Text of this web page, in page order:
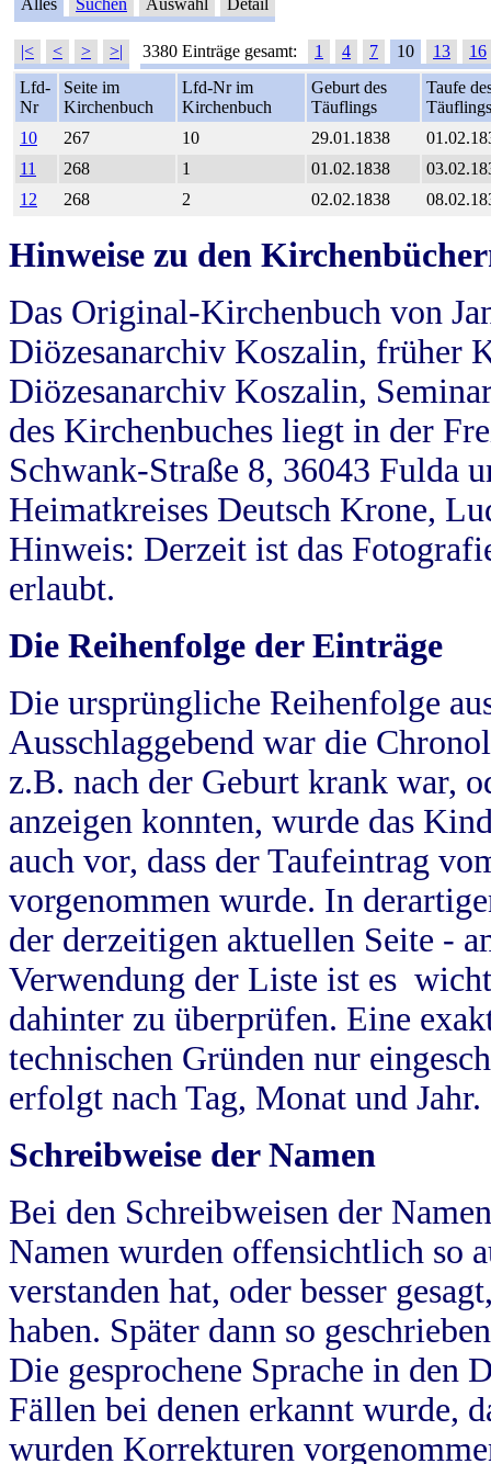
Alles Suchen Auswahl Detail
|< < > >| 3380 Einträge gesamt: 1 4 7 10 13
16
Lfd-
Nr
Seite im
Kirchenbuch
Lfd-Nr im
Kirchenbuch
Geburt des
Täuflings
Taufe
Täuflings
10
267 10 29.01.1838
11
268 1 01.02.1838
12
268 2 02.02.1838
Hinweise zu den
Das Original-Kirchenbuch von
Diözesanarchiv Koszalin, früher
Diözesanarchiv Koszalin,
des Kirchenbuches liegt in der
Schwank-Straße 8, 36043 Fulda
Heimatkreises Deutsch Krone,
Hinweis: Derzeit ist das
erlaubt.
Die Reihenfolge der Einträge
Die ursprüngliche Reihenfolge
Ausschlaggebend war die
z.B. nach der Geburt krank war,
anzeigen konnten, wurde das
auch vor, dass der Taufeintrag
vorgenommen wurde. In
der derzeitigen aktuellen Seite -
Verwendung der Liste ist es
dahinter zu überprüfen. Eine
technischen Gründen nur
erfolgt nach Tag, Monat und Jahr.
Schreibweise der Namen
Bei den Schreibweisen der
Namen wurden offensichtlich so
verstanden hat, oder besser
haben. Später dann so
Die gesprochene Sprache in
Fällen bei denen erkannt wurde,
wurden Korrekturen